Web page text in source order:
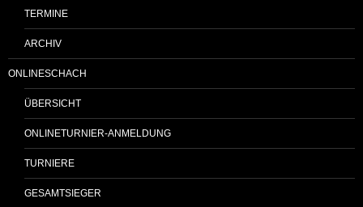
TERMINE
ARCHIV
ONLINESCHACH
ÜBERSICHT
ONLINETURNIER-ANMELDUNG
TURNIERE
GESAMTSIEGER